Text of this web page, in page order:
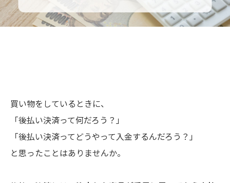
買い物をしているときに、
「後払い決済って何だろう？」
「後払い決済ってどうやって入金するんだろう？」
と思ったことはありませんか。